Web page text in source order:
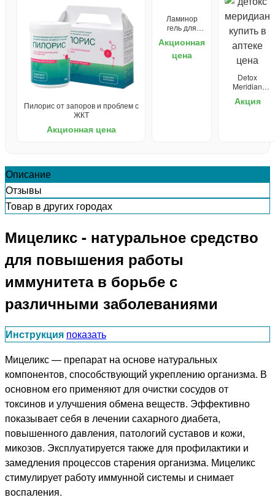
Пилорис от запоров и проблем с
ЖКТ
Акционная цена
Ламинор
гель для
лимфы
Акционная
цена
Detox
Meridian
Меридиан)
Акция
Описание
Отзывы
Товар в других городах
Мицеликс - натуральное средство
для повышения работы
иммунитета в борьбе с
различными заболеваниями
Инструкция показать
Мицеликс — препарат на основе натуральных
компонентов, способствующий укреплению организма. В
основном его применяют для очистки сосудов от
токсинов и улучшения обмена веществ. Эффективно
показывает себя в лечении сахарного диабета,
повышенного давления, патологий суставов и кожи,
микозов. Эксплуатируется также для профилактики и
замедления процессов старения организма. Мицеликс
стимулирует работу иммунной системы и снимает
воспаления.